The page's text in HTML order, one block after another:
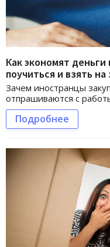
Как экономят
поучиться и взять на
Зачем иностранцы
отпрашиваются с
Подробнее